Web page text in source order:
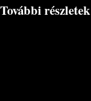
További részletek